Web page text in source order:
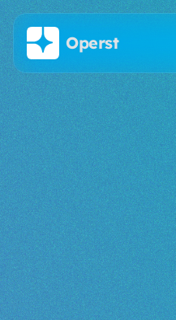
메인 콘텐츠로 건너뛰기
Operst